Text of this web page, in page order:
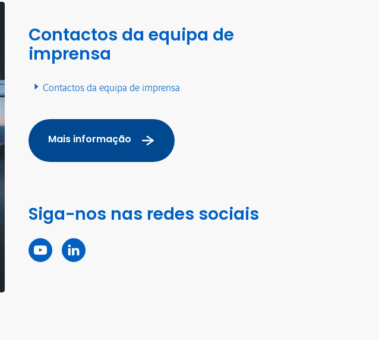
Contactos da equipa de
imprensa
Contactos da equipa de imprensa
Mais informação
Siga-nos nas redes sociais